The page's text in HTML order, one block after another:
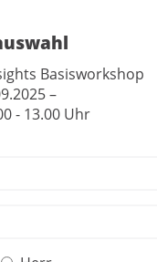
Basisworkshop
–
- 13.00 Uhr